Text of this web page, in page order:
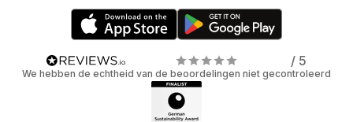
/ 5
We hebben de echtheid van de beoordelingen niet gecontroleerd